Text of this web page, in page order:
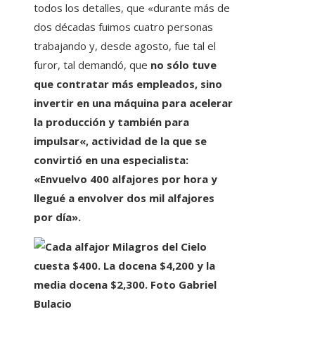
todos los detalles, que «durante más de
dos décadas fuimos cuatro personas
trabajando y, desde agosto, fue tal el
furor, tal demandó, que no sólo tuve
que contratar más empleados, sino
invertir en una máquina para acelerar
la producción y también para
impulsar«, actividad de la que se
convirtió en una especialista:
«Envuelvo 400 alfajores por hora y
llegué a envolver dos mil alfajores
por día».